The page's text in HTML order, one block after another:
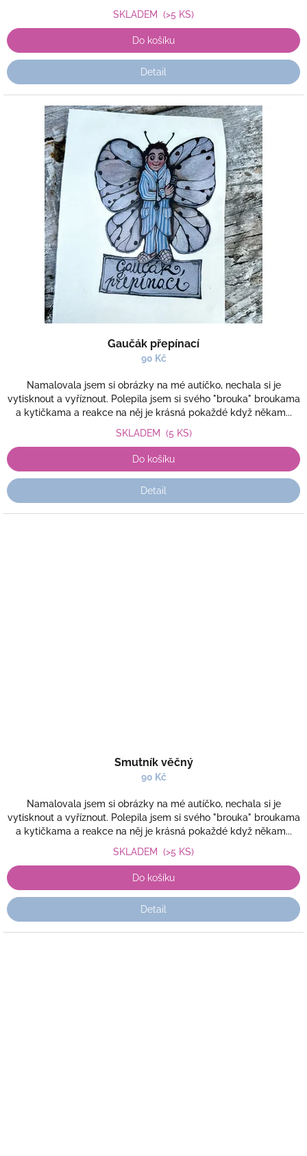
SKLADEM (>5 KS)
Do košíku
Detail
Gaučák přepínací
90 Kč
Namalovala jsem si obrázky na mé autíčko, nechala si je
vytisknout a vyříznout. Polepila jsem si svého "brouka" broukama
a kytičkama a reakce na něj je krásná pokaždé když někam...
SKLADEM (5 KS)
Do košíku
Detail
Smutník věčný
90 Kč
Namalovala jsem si obrázky na mé autíčko, nechala si je
vytisknout a vyříznout. Polepila jsem si svého "brouka" broukama
a kytičkama a reakce na něj je krásná pokaždé když někam...
SKLADEM (>5 KS)
Do košíku
Detail